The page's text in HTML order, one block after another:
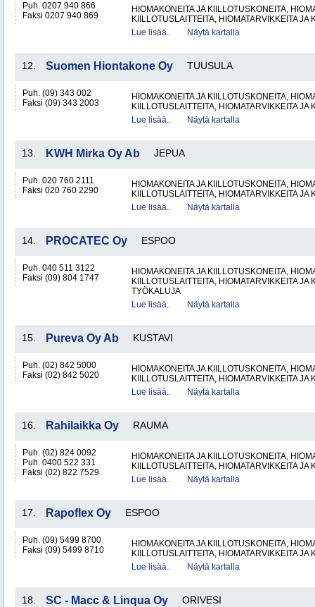
Puh. 0207 940 866
Faksi 0207 940 869
HIOMAKONEITA JA KIILLOTUSKONEITA,
KIILLOTUSLAITTEITA, HIOMATARVIKKEITA JA
Lue lisää..
Näytä kartalla
12. Suomen Hiontakone Oy TUUSULA
Puh. (09) 343 002
Faksi (09) 343 2003
HIOMAKONEITA JA KIILLOTUSKONEITA,
KIILLOTUSLAITTEITA, HIOMATARVIKKEITA JA
Lue lisää..
Näytä kartalla
13. KWH Mirka Oy Ab JEPUA
Puh. 020 760 2111
Faksi 020 760 2290
HIOMAKONEITA JA KIILLOTUSKONEITA,
KIILLOTUSLAITTEITA, HIOMATARVIKKEITA JA
Lue lisää..
Näytä kartalla
14. PROCATEC Oy ESPOO
Puh. 040 511 3122
Faksi (09) 804 1747
HIOMAKONEITA JA KIILLOTUSKONEITA,
KIILLOTUSLAITTEITA, HIOMATARVIKKEITA JA
TYÖKALUJA
Lue lisää..
Näytä kartalla
15. Pureva Oy Ab KUSTAVI
Puh. (02) 842 5000
Faksi (02) 842 5020
HIOMAKONEITA JA KIILLOTUSKONEITA,
KIILLOTUSLAITTEITA, HIOMATARVIKKEITA JA
Lue lisää..
Näytä kartalla
16. Rahilaikka Oy RAUMA
Puh. (02) 824 0092
Puh. 0400 522 331
Faksi (02) 822 7529
HIOMAKONEITA JA KIILLOTUSKONEITA,
KIILLOTUSLAITTEITA, HIOMATARVIKKEITA JA
Lue lisää..
Näytä kartalla
17. Rapoflex Oy ESPOO
Puh. (09) 5499 8700
Faksi (09) 5499 8710
HIOMAKONEITA JA KIILLOTUSKONEITA,
KIILLOTUSLAITTEITA, HIOMATARVIKKEITA JA
Lue lisää..
Näytä kartalla
18. SC - Macc & Linqua Oy ORIVESI